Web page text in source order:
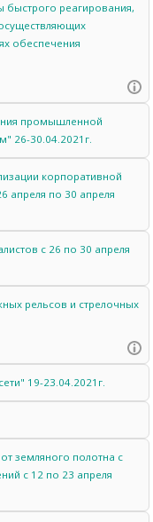
быстрого реагирования,
обеспечения
промышленной
26-30.04.2021г.
корпоративной
апреля по 30 апреля
с 26 по 30 апреля
рельсов и стрелочных
19-23.04.2021г.
земляного полотна с
с 12 по 23 апреля